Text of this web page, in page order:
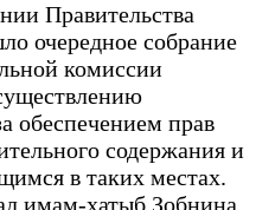
Правительства
очередное собрание
комиссии
обеспечением прав
содержания и
в таких местах.
имам-хатыб Зобнина